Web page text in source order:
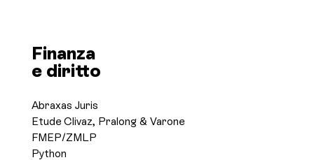
Finanza
e diritto
Abraxas Juris
Etude Clivaz, Pralong & Varone
FMEP/ZMLP
Python